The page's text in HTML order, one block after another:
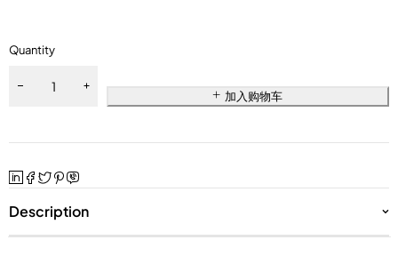
Quantity
加入购物车
Description